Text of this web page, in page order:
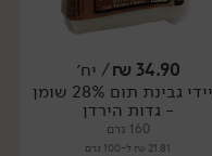
יח׳
34.90
₪/ יח׳
היידי גבינת תום 28% שומן
- גדות הירדן
160 גרם
21.81 ₪ ל-100 גרם